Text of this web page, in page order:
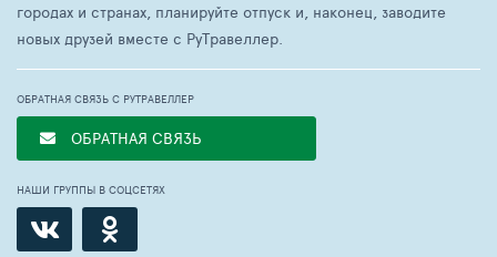
городах и странах, планируйте отпуск и, наконец, заводите
новых друзей вместе с РуТравеллер.
ОБРАТНАЯ СВЯЗЬ С РУТРАВЕЛЛЕР
ОБРАТНАЯ СВЯЗЬ
НАШИ ГРУППЫ В СОЦСЕТЯХ